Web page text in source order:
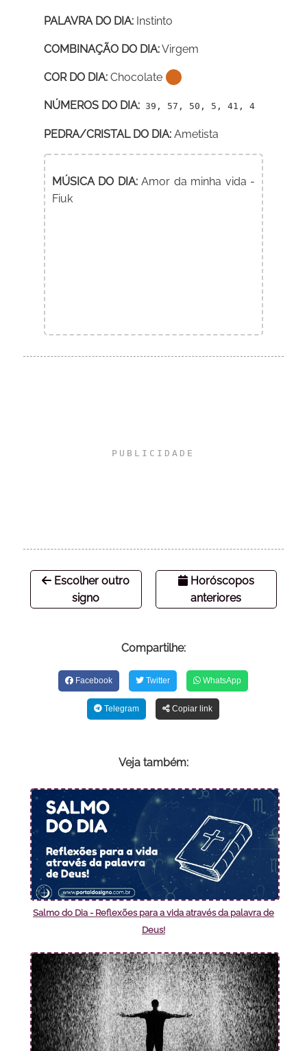
PALAVRA DO DIA: Instinto
COMBINAÇÃO DO DIA:Virgem
COR DO DIA: Chocolate
NÚMEROS DO DIA: 39, 57, 50, 5, 41, 4
PEDRA/CRISTAL DO DIA: Ametista
MÚSICA DO DIA:Amor da minha vida -
Fiuk
Escolher outro
signo
Horóscopos
anteriores
Compartilhe:
Facebook Twitter WhatsApp
Telegram Copiar link
Veja também:
Salmo do Dia - Reflexões para a vida através da palavra de
Deus!